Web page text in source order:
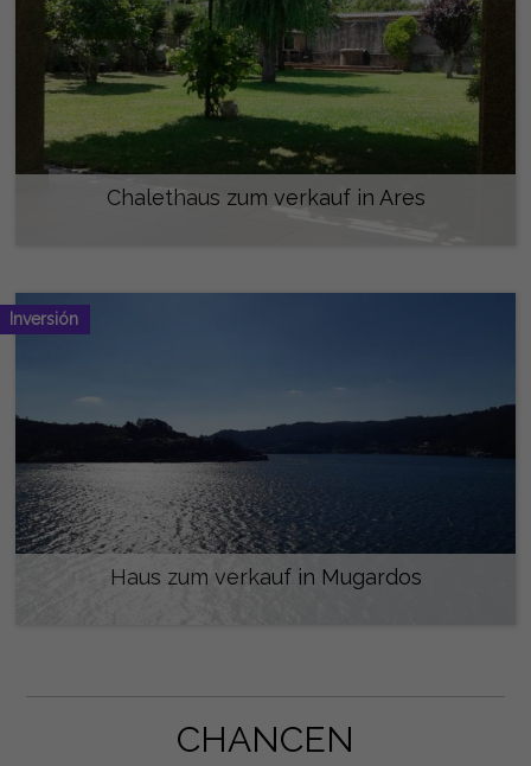
Chalethaus zum verkauf in Ares
Inversión
Haus zum verkauf in Mugardos
CHANCEN